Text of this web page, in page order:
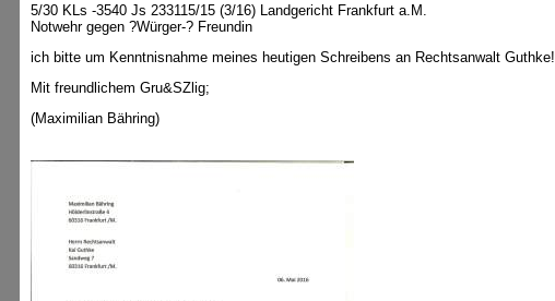
5/30 KLs -3540 Js 233115/15 (3/16) Landgericht Frankfurt a.M.
Notwehr gegen ?Würger-? Freundin
ich bitte um Kenntnisnahme meines heutigen Schreibens an Rechtsanwalt Guthke!
Mit freundlichem Gru&SZlig;
(Maximilian Bähring)